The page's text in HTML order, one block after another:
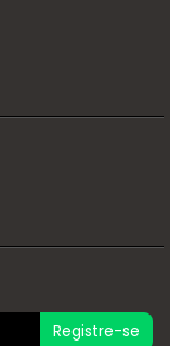
Registre-se